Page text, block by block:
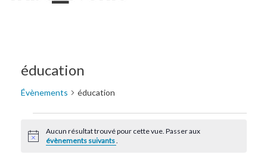
éducation
Évènements éducation
Notice
Aucun résultat trouvé pour cette vue. Passer aux
évènements suivants.